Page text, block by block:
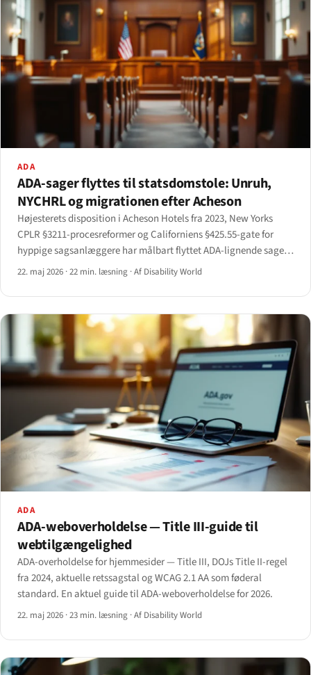
ADA
ADA-sager flyttes til statsdomstole: Unruh,
NYCHRL og migrationen efter Acheson
Højesterets disposition i Acheson Hotels fra 2023, New Yorks
CPLR §3211-procesreformer og Californiens §425.55-gate for
hyppige sagsanlæggere har målbart flyttet ADA-lignende sager
fra føderale domstole til statsdomstole.
22. maj 2026 ·22 min. læsning ·Af Disability World
ADA
ADA-weboverholdelse — Title III-guide til
webtilgængelighed
ADA-overholdelse for hjemmesider — Title III, DOJs Title II-regel
fra 2024, aktuelle retssagstal og WCAG 2.1 AA som føderal
standard. En aktuel guide til ADA-weboverholdelse for 2026.
22. maj 2026 ·23 min. læsning ·Af Disability World